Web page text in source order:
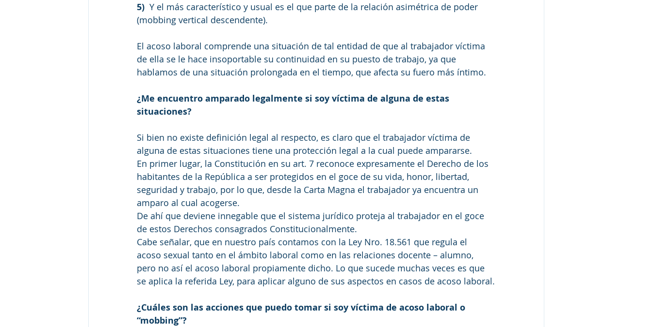
5) Y el más característico y usual es el que parte de la relación asimétrica de poder
(mobbing vertical descendente).
El acoso laboral comprende una situación de tal entidad de que al trabajador víctima
de ella se le hace insoportable su continuidad en su puesto de trabajo, ya que
hablamos de una situación prolongada en el tiempo, que afecta su fuero más íntimo.
¿Me encuentro amparado legalmente si soy víctima de alguna de estas
situaciones?
Si bien no existe definición legal al respecto, es claro que el trabajador víctima de
alguna de estas situaciones tiene una protección legal a la cual puede ampararse.
En primer lugar, la Constitución en su art. 7 reconoce expresamente el Derecho de los
habitantes de la República a ser protegidos en el goce de su vida, honor, libertad,
seguridad y trabajo, por lo que, desde la Carta Magna el trabajador ya encuentra un
amparo al cual acogerse.
De ahí que deviene innegable que el sistema jurídico proteja al trabajador en el goce
de estos Derechos consagrados Constitucionalmente.
Cabe señalar, que en nuestro país contamos con la Ley Nro. 18.561 que regula el
acoso sexual tanto en el ámbito laboral como en las relaciones docente – alumno,
pero no así el acoso laboral propiamente dicho. Lo que sucede muchas veces es que
se aplica la referida Ley, para aplicar alguno de sus aspectos en casos de acoso laboral.
¿Cuáles son las acciones que puedo tomar si soy víctima de acoso laboral o
“mobbing”?